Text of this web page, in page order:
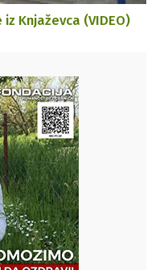
Knjaževca (VIDEO)